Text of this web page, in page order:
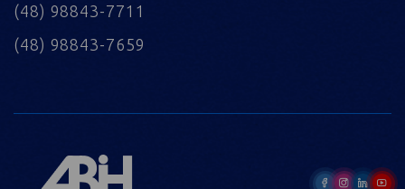
(48) 98843-7711
(48) 98843-7659